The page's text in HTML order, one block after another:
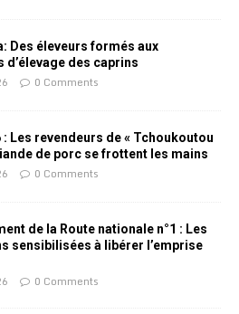
Des éleveurs formés aux
d’élevage des caprins
0 Comments
: Les revendeurs de « Tchoukoutou
de porc se frottent les mains
0 Comments
de la Route nationale n°1 : Les
sensibilisées à libérer l’emprise
0 Comments